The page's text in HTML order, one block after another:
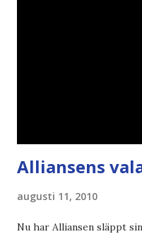
Alliansens
augusti 11, 2010
Nu har Alliansen släppt